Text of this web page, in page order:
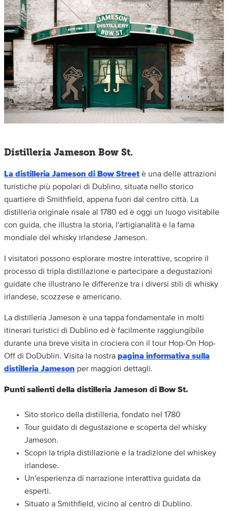
Distilleria Jameson Bow St.
La distilleria Jameson di Bow Street è una delle attrazioni
turistiche più popolari di Dublino, situata nello storico
quartiere di Smithfield, appena fuori dal centro città. La
distilleria originale risale al 1780 ed è oggi un luogo visitabile
con guida, che illustra la storia, l'artigianalità e la fama
mondiale del whisky irlandese Jameson.
I visitatori possono esplorare mostre interattive, scoprire il
processo di tripla distillazione e partecipare a degustazioni
guidate che illustrano le differenze tra i diversi stili di whisky
irlandese, scozzese e americano.
La distilleria Jameson è una tappa fondamentale in molti
itinerari turistici di Dublino ed è facilmente raggiungibile
durante una breve visita in crociera con il tour Hop-On Hop-
Off di DoDublin. Visita la nostra pagina informativa sulla
distilleria Jameson per maggiori dettagli.
Punti salienti della distilleria Jameson di Bow St.
Sito storico della distilleria, fondato nel 1780
Tour guidato di degustazione e scoperta del whisky
Jameson.
Scopri la tripla distillazione e la tradizione del whiskey
irlandese.
Un'esperienza di narrazione interattiva guidata da
esperti.
Situato a Smithfield, vicino al centro di Dublino.